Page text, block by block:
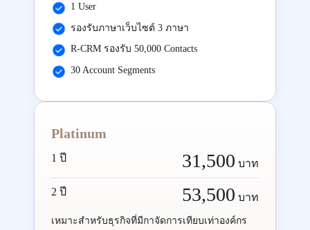
1 User
รองรับภาษาเว็บไซต์ 3 ภาษา
R-CRM รองรับ 50,000 Contacts
30 Account Segments
Platinum
1 ปี 31,500 บาท
2 ปี 53,500 บาท
เหมาะสำหรับธุรกิจที่มีกาจัดการเทียบเท่าองค์กร